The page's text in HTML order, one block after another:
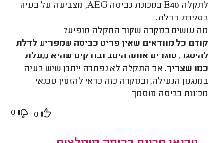
לתקלה E40 במכונת כביסה AEG, מצביעה על בעיה
בסגירת הדלת.
מה עושים במקרה שקוד התקלה מופיע?
קודם כל מוודאים שאין פריט כביסה שמפריע לדלת
להיסגר, סוגרים אותה היטב ובודקים שהיא ננעלת
כמו שצריך. אם התקלה לא נפתרה ייתכן שיש בעיה
במנגנון הנעילה, ובמקרה כזה כדאי להזמין טכנאי
מכונות כביסה מוסמך.
0
0